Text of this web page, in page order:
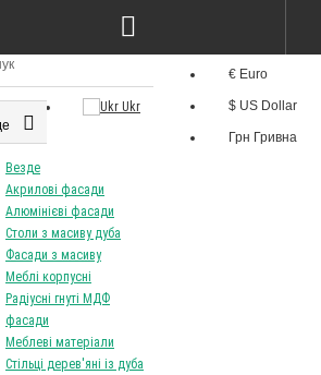
€ Euro
$ US Dollar
Грн Гривна
Ukr
Везде
Акрилові фасади
Алюмінієві фасади
Столи з масиву дуба
Фасади з масиву
Меблі корпусні
Радіусні гнуті МДФ
фасади
Меблеві матеріали
Стільці дерев'яні із дуба